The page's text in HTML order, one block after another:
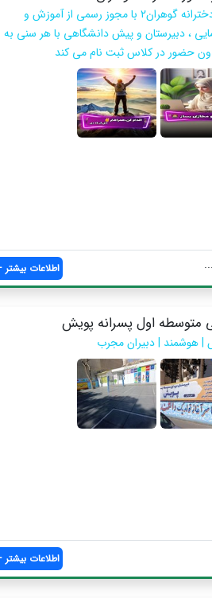
مدرسه آموزش از راه دور دخترانه گوهران۲ با مجوز رسمی از آموزش و
، دبیرستان و پیش دانشگاهی با هر سنی به
حضور در کلاس ثبت نام می کند
اطلاعات بیشتر
متوسطه اول پسرانه پویش
| هوشمند | دبیران مجرب
اطلاعات بیشتر